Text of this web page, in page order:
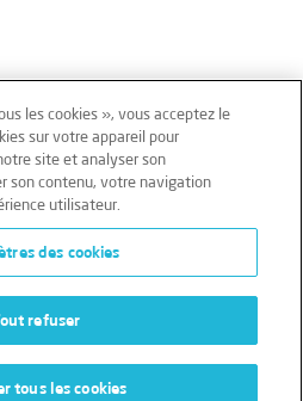
Conditions générales
Cookies
les cookies », vous acceptez le
sur votre appareil pour
site et analyser son
son contenu, votre navigation
utilisateur.
des cookies
refuser
tous les cookies